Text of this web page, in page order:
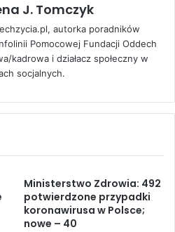
J. Tomczyk
autorka poradników
Pomocowej Fundacji Oddech
kadrowa i działacz społeczny w
socjalnych.
Ministerstwo Zdrowia: 492
potwierdzone przypadki
koronawirusa w Polsce;
nowe – 40